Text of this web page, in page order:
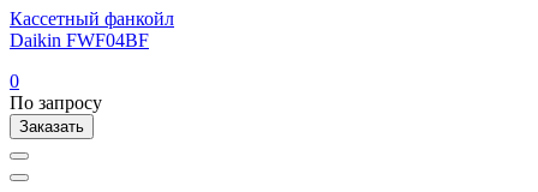
Кассетный фанкойл
Daikin FWF04BF
0
По запросу
Заказать